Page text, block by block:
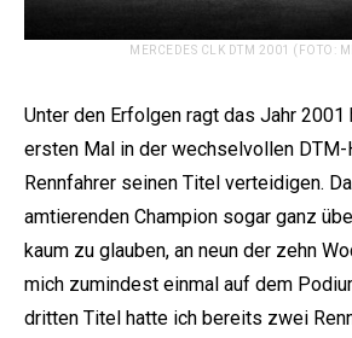
MERCEDES CLK DTM 2001 (FOTO:
Unter den Erfolgen ragt das Jahr 2001
ersten Mal in der wechselvollen
Rennfahrer seinen Titel verteidigen.
amtierenden Champion sogar ganz
kaum zu glauben, an neun der zehn
mich zumindest einmal auf dem
dritten Titel hatte ich bereits zwei